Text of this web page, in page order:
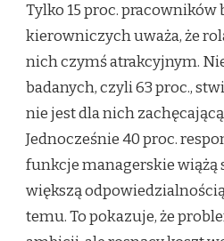
Tylko 15 proc. pracowników
kierowniczych uważa, że
nich czymś atrakcyjnym.
badanych, czyli 63 proc.,
nie jest dla nich
Jednocześnie 40 proc.
funkcje managerskie wiążą
większą
temu. To pokazuje, że